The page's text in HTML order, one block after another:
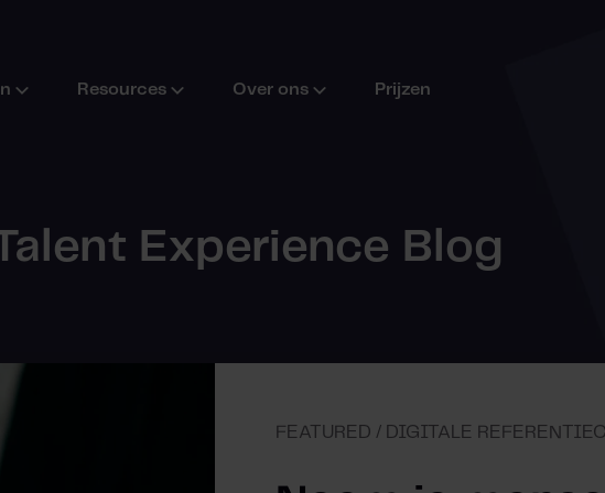
Resources Over ons Prijzen
Experience Blog
FEATURED / DIGITALE